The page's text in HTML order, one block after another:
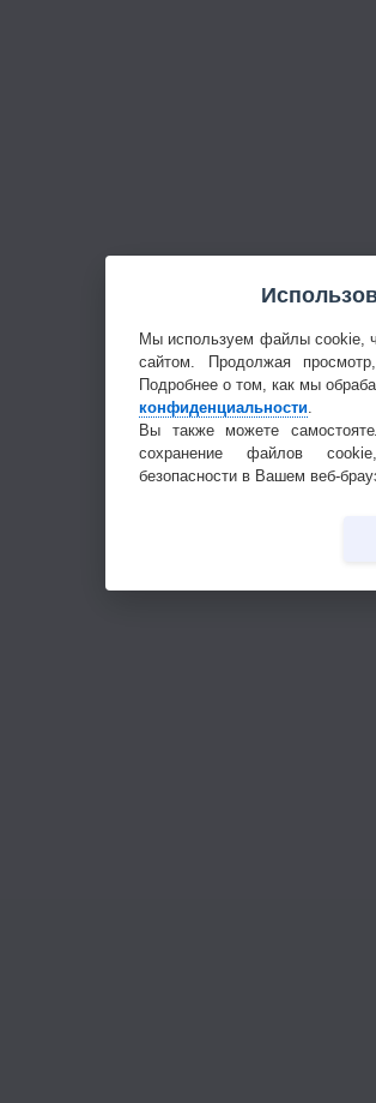
Мы используем файлы cookie,
сайтом. Продолжая
Подробнее о том, как мы
конфиденциальности
Вы также можете
сохранение файлов
безопасности в Вашем веб-